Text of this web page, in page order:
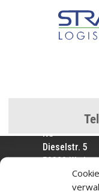
Stratkötter
KG
Dieselstr. 5
59329